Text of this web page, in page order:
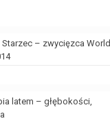
Starzec – zwycięzca World
latem – głębokości,